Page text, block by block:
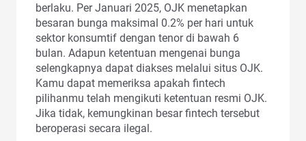
berlaku. Per Januari 2025, OJK menetapkan
besaran bunga maksimal 0.2% per hari untuk
sektor konsumtif dengan tenor di bawah 6
bulan. Adapun ketentuan mengenai bunga
selengkapnya dapat diakses melalui situs OJK.
Kamu dapat memeriksa apakah fintech
pilihanmu telah mengikuti ketentuan resmi OJK.
Jika tidak, kemungkinan besar fintech tersebut
beroperasi secara ilegal.